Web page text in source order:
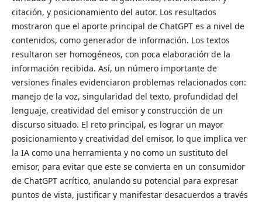
citación, y posicionamiento del autor. Los resultados
mostraron que el aporte principal de ChatGPT es a nivel de
contenidos, como generador de información. Los textos
resultaron ser homogéneos, con poca elaboración de la
información recibida. Así, un número importante de
versiones finales evidenciaron problemas relacionados con:
manejo de la voz, singularidad del texto, profundidad del
lenguaje, creatividad del emisor y construcción de un
discurso situado. El reto principal, es lograr un mayor
posicionamiento y creatividad del emisor, lo que implica ver
la IA como una herramienta y no como un sustituto del
emisor, para evitar que este se convierta en un consumidor
de ChatGPT acrítico, anulando su potencial para expresar
puntos de vista, justificar y manifestar desacuerdos a través